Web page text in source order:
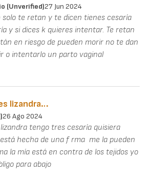
(unverified)27 Jun 2024
solo te retan y te dicen tienes cesaría
y si dices k quieres intentar. Te retan
en riesgo de pueden morir no te dan
o intentarlo un parto vaginal
lizandra…
26 Ago 2024
tengo tres cesaría quisiera
hecha de una f rma me la pueden
la mía está en contra de los tejidos yo
para abajo